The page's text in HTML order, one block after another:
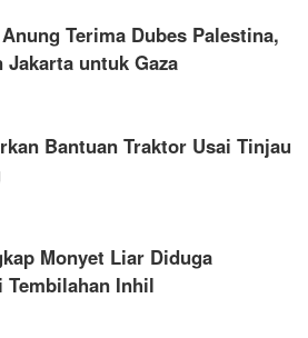
Terima Dubes Palestina,
Jakarta untuk Gaza
Bantuan Traktor Usai Tinjau
Monyet Liar Diduga
Tembilahan Inhil